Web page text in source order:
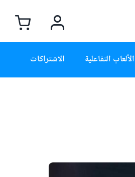
الألعاب التفاعلية الاشتراكات